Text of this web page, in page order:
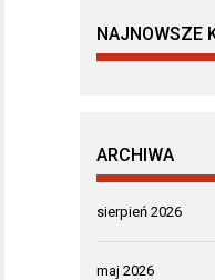
NAJNOWSZE
ARCHIWA
sierpień 2026
maj 2026